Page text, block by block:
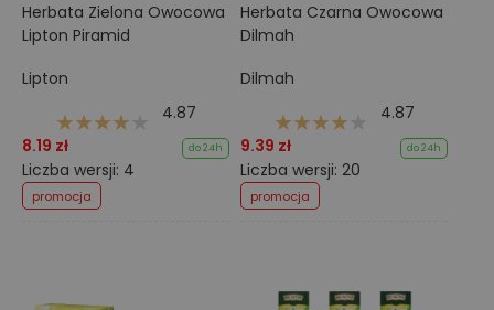
Herbata Zielona Owocowa
Lipton Piramid
Lipton
4.87
8.19 zł
do 24h
Liczba wersji: 4
promocja
Herbata Czarna Owocowa
Dilmah
Dilmah
4.87
9.39 zł
do 24h
Liczba wersji: 20
promocja